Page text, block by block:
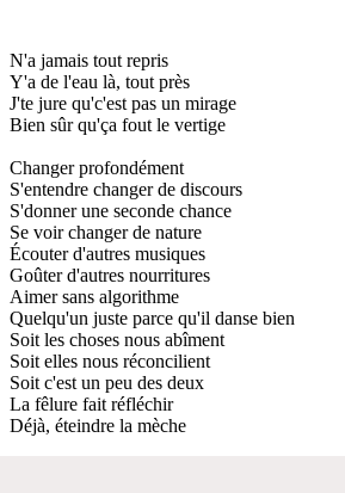
N'a jamais tout repris
Y'a de l'eau là, tout près
J'te jure qu'c'est pas un mirage
Bien sûr qu'ça fout le vertige
Changer profondément
S'entendre changer de discours
S'donner une seconde chance
Se voir changer de nature
Écouter d'autres musiques
Goûter d'autres nourritures
Aimer sans algorithme
Quelqu'un juste parce qu'il danse bien
Soit les choses nous abîment
Soit elles nous réconcilient
Soit c'est un peu des deux
La fêlure fait réfléchir
Déjà, éteindre la mèche